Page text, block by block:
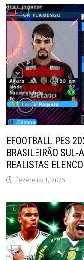
EFOOTBALL PES
BRASILEIRÃO SUL-
REALISTAS
fevereiro 1, 2026